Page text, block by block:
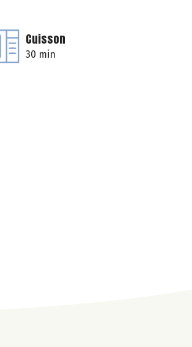
Cuisson
30 min